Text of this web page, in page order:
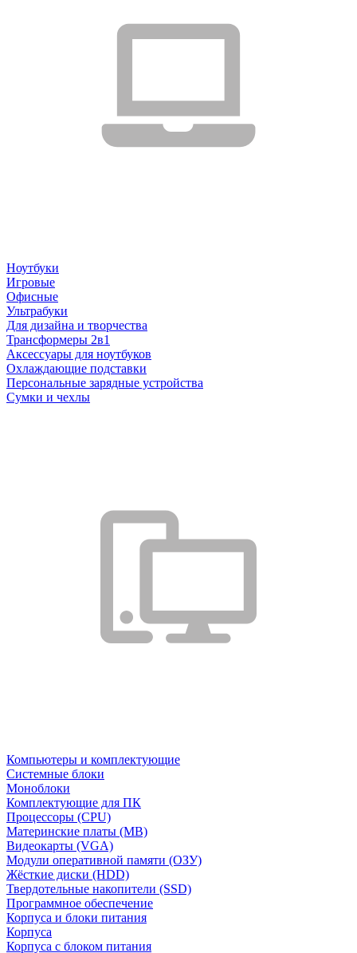
Ноутбуки
Игровые
Офисные
Ультрабуки
Для дизайна и творчества
Трансформеры 2в1
Аксессуары для ноутбуков
Охлаждающие подставки
Персональные зарядные устройства
Сумки и чехлы
Компьютеры и комплектующие
Системные блоки
Моноблоки
Комплектующие для ПК
Процессоры (CPU)
Материнские платы (MB)
Видеокарты (VGA)
Модули оперативной памяти (ОЗУ)
Жёсткие диски (HDD)
Твердотельные накопители (SSD)
Программное обеспечение
Корпуса и блоки питания
Корпуса
Корпуса с блоком питания